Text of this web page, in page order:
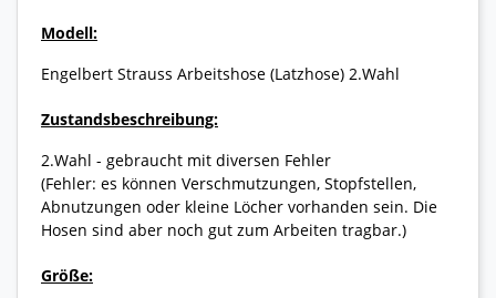
Modell:
Engelbert Strauss Arbeitshose (Latzhose) 2.Wahl
Zustandsbeschreibung:
2.Wahl - gebraucht mit diversen Fehler
(Fehler: es können Verschmutzungen, Stopfstellen,
Abnutzungen oder kleine Löcher vorhanden sein. Die
Hosen sind aber noch gut zum Arbeiten tragbar.)
Größe: